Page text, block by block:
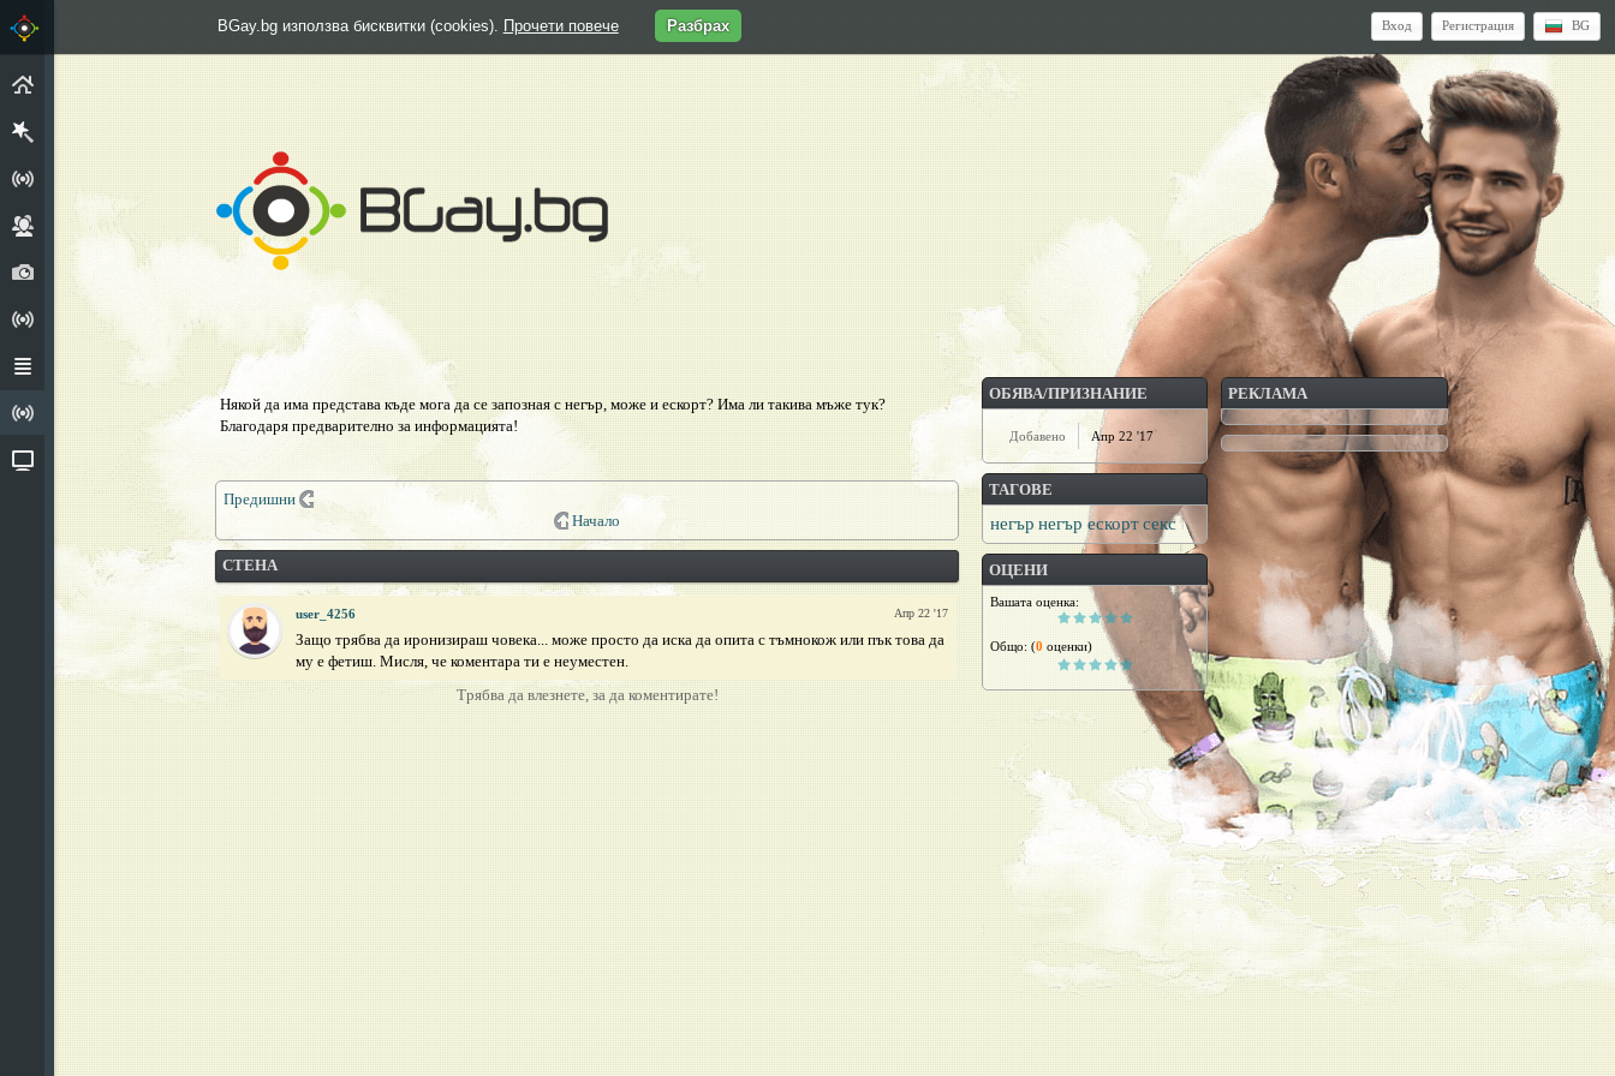
ГРУПИ
СНИМКИ
АНКЕТИ
ИЗПОВЕДАЛНЯ
Вход Регистрация BG
Някой да има представа къде мога да се запозная с негър, може и ескорт? Има ли такива мъже тук?
Благодаря предварително за информацията!
Предишни
Начало
СТЕНА
Апр 22 '17
user_4256
Защо трябва да иронизираш човека... може просто да иска да опита с тъмнокож или пък това да
му е фетиш. Мисля, че коментара ти е неуместен.
Трябва да влезнете, за да коментирате!
ОБЯВА/ПРИЗНАНИЕ
Добавено Апр 22 '17
ТАГОВЕ
негър негър ескорт секс
ОЦЕНИ
Вашата оценка:
Общо:(0 оценки)
РЕКЛАМА
BGay.bg използва бисквитки (cookies). Прочети повече Разбрах